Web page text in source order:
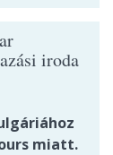
iroda
miatt.